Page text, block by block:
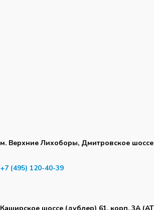
м. Верхние Лихоборы, Дмитровское шоссе
+7 (495) 120-40-39